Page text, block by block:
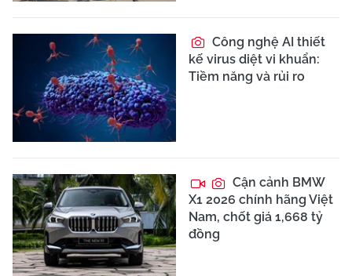
Công nghệ AI thiết
kế virus diệt vi khuẩn:
Tiềm năng và rủi ro
Cận cảnh BMW
X1 2026 chính hãng Việt
Nam, chốt giá 1,668 tỷ
đồng